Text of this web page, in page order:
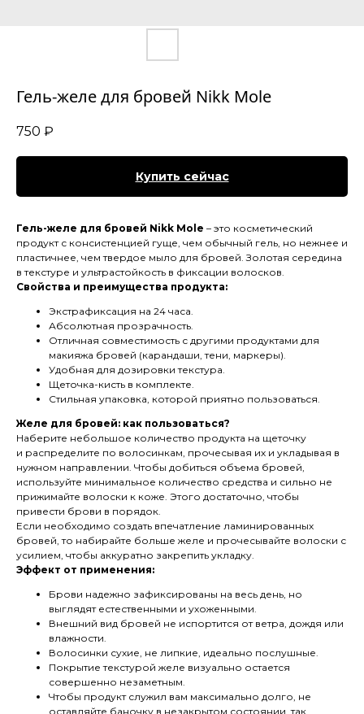
Гель-желе для бровей Nikk Mole
750 ₽
Купить сейчас
Гель-желе для бровей Nikk Mole – это косметический
продукт с консистенцией гуще, чем обычный гель, но нежнее и
пластичнее, чем твердое мыло для бровей. Золотая середина
в текстуре и ультрастойкость в фиксации волосков.
Свойства и преимущества продукта:
Экстрафиксация на 24 часа.
Абсолютная прозрачность.
Отличная совместимость с другими продуктами для
макияжа бровей (карандаши, тени, маркеры).
Удобная для дозировки текстура.
Щеточка-кисть в комплекте.
Стильная упаковка, которой приятно пользоваться.
Желе для бровей: как пользоваться?
Наберите небольшое количество продукта на щеточку
и распределите по волосинкам, прочесывая их и укладывая в
нужном направлении. Чтобы добиться объема бровей,
используйте минимальное количество средства и сильно не
прижимайте волоски к коже. Этого достаточно, чтобы
привести брови в порядок.
Если необходимо создать впечатление ламинированных
бровей, то набирайте больше желе и прочесывайте волоски с
усилием, чтобы аккуратно закрепить укладку.
Эффект от применения:
Брови надежно зафиксированы на весь день, но
выглядят естественными и ухоженными.
Внешний вид бровей не испортится от ветра, дождя или
влажности.
Волосинки сухие, не липкие, идеально послушные.
Покрытие текстурой желе визуально остается
совершенно незаметным.
Чтобы продукт служил вам максимально долго, не
оставляйте баночку в незакрытом состоянии, так